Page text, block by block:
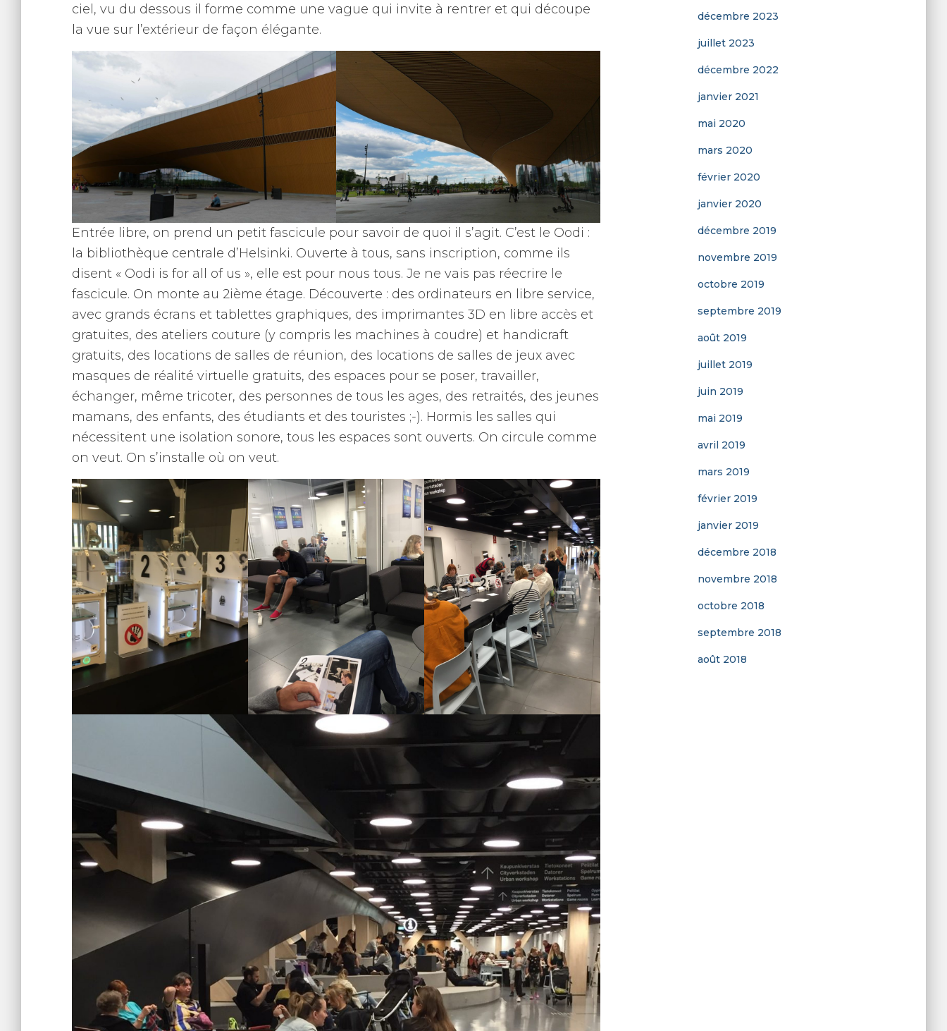
ciel, vu du dessous il forme comme une vague qui invite à rentrer et qui découpe
la vue sur l’extérieur de façon élégante.
Entrée libre, on prend un petit fascicule pour savoir de quoi il s’agit. C’est le Oodi :
la bibliothèque centrale d’Helsinki. Ouverte à tous, sans inscription, comme ils
disent « Oodi is for all of us », elle est pour nous tous. Je ne vais pas réecrire le
fascicule. On monte au 2ième étage. Découverte : des ordinateurs en libre service,
avec grands écrans et tablettes graphiques, des imprimantes 3D en libre accès et
gratuites, des ateliers couture (y compris les machines à coudre) et handicraft
gratuits, des locations de salles de réunion, des locations de salles de jeux avec
masques de réalité virtuelle gratuits, des espaces pour se poser, travailler,
échanger, même tricoter, des personnes de tous les ages, des retraités, des jeunes
mamans, des enfants, des étudiants et des touristes ;-). Hormis les salles qui
nécessitent une isolation sonore, tous les espaces sont ouverts. On circule comme
on veut. On s’installe où on veut.
décembre 2023
juillet 2023
décembre 2022
janvier 2021
mai 2020
mars 2020
février 2020
janvier 2020
décembre 2019
novembre 2019
octobre 2019
septembre 2019
août 2019
juillet 2019
juin 2019
mai 2019
avril 2019
mars 2019
février 2019
janvier 2019
décembre 2018
novembre 2018
octobre 2018
septembre 2018
août 2018